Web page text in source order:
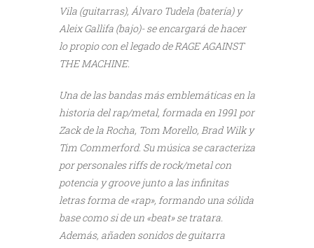
Vila (guitarras), Álvaro Tudela (batería) y
Aleix Gallifa (bajo)- se encargará de hacer
lo propio con el legado de RAGE AGAINST
THE MACHINE.
Una de las bandas más emblemáticas en la
historia del rap/metal, formada en 1991 por
Zack de la Rocha, Tom Morello, Brad Wilk y
Tim Commerford. Su música se caracteriza
por personales riffs de rock/metal con
potencia y groove junto a las infinitas
letras forma de «rap», formando una sólida
base como si de un «beat» se tratara.
Además, añaden sonidos de guitarra